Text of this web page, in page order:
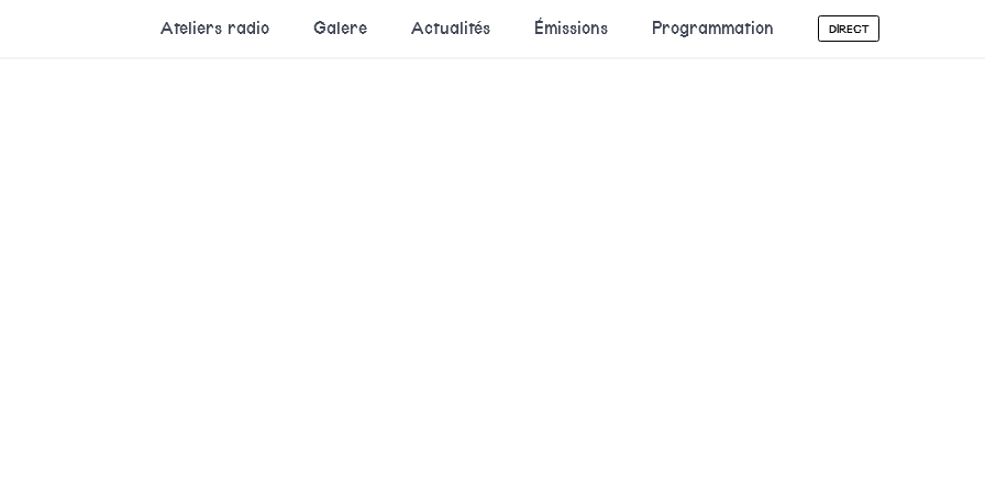
Ateliers radio Galere Actualités Émissions Programmation DIRECT